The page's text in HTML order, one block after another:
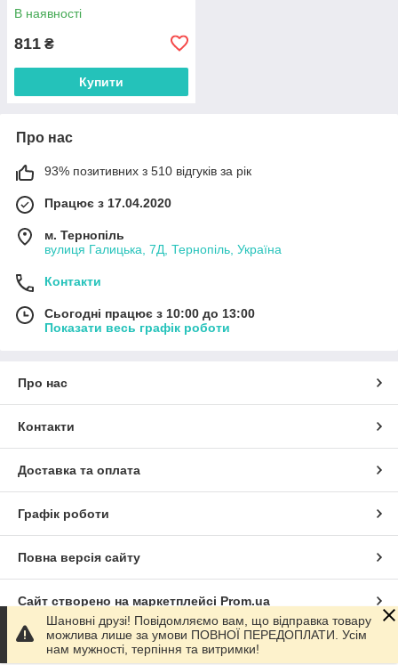
В наявності
811 ₴
Купити
Про нас
93% позитивних з 510 відгуків за рік
Працює з 17.04.2020
м. Тернопіль
вулиця Галицька, 7Д, Тернопіль, Україна
Контакти
Сьогодні працює з 10:00 до 13:00
Показати весь графік роботи
Про нас
Контакти
Доставка та оплата
Графік роботи
Повна версія сайту
Сайт створено на маркетплейсі Prom.ua
Політика конфіденційності
Шановні друзі! Повідомляємо вам, що відправка товару
можлива лише за умови ПОВНОЇ ПЕРЕДОПЛАТИ. Усім
нам мужності, терпіння та витримки!